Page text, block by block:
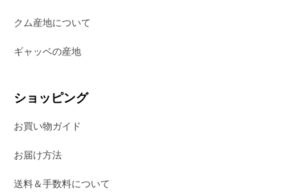
クム産地について
ギャッベの産地
ショッピング
お買い物ガイド
お届け方法
送料＆手数料について